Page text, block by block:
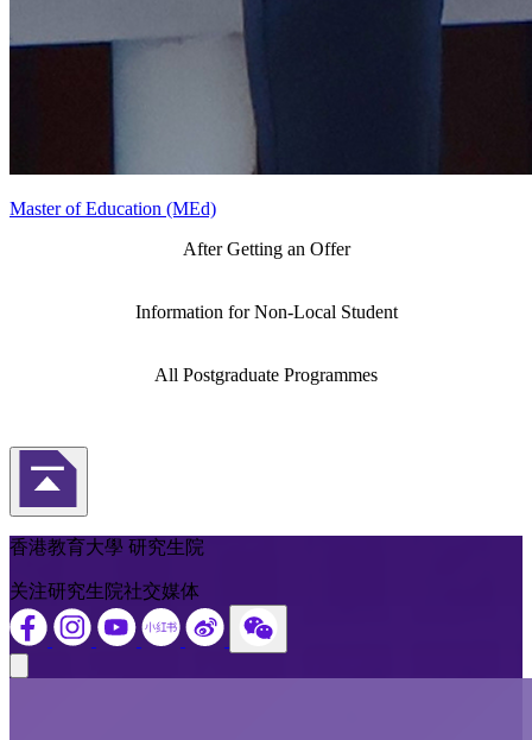
Master of Education (MEd)
After Getting an Offer
Information for Non-Local Student
All Postgraduate Programmes
返回頁首
香港教育大學 研究生院
关注研究生院社交媒体
Close modal